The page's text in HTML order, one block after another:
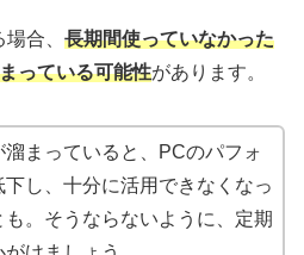
合、 長期間使っていなかった
っている可能性があります。
溜まっていると、PCのパフォ
下し、十分に活用できなくなっ
も。そうならないように、定期